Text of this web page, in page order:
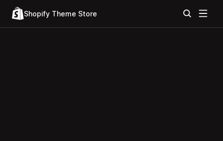
Shopify Theme Store